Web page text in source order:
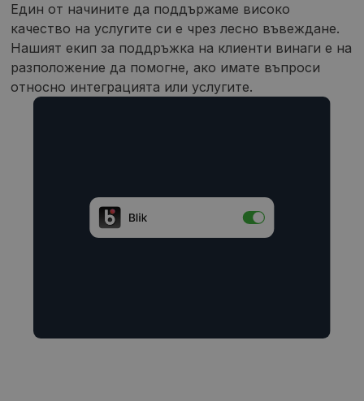
Един от начините да поддържаме високо
качество на услугите си е чрез лесно въвеждане.
Нашият екип за поддръжка на клиенти винаги е на
разположение да помогне, ако имате въпроси
относно интеграцията или услугите.